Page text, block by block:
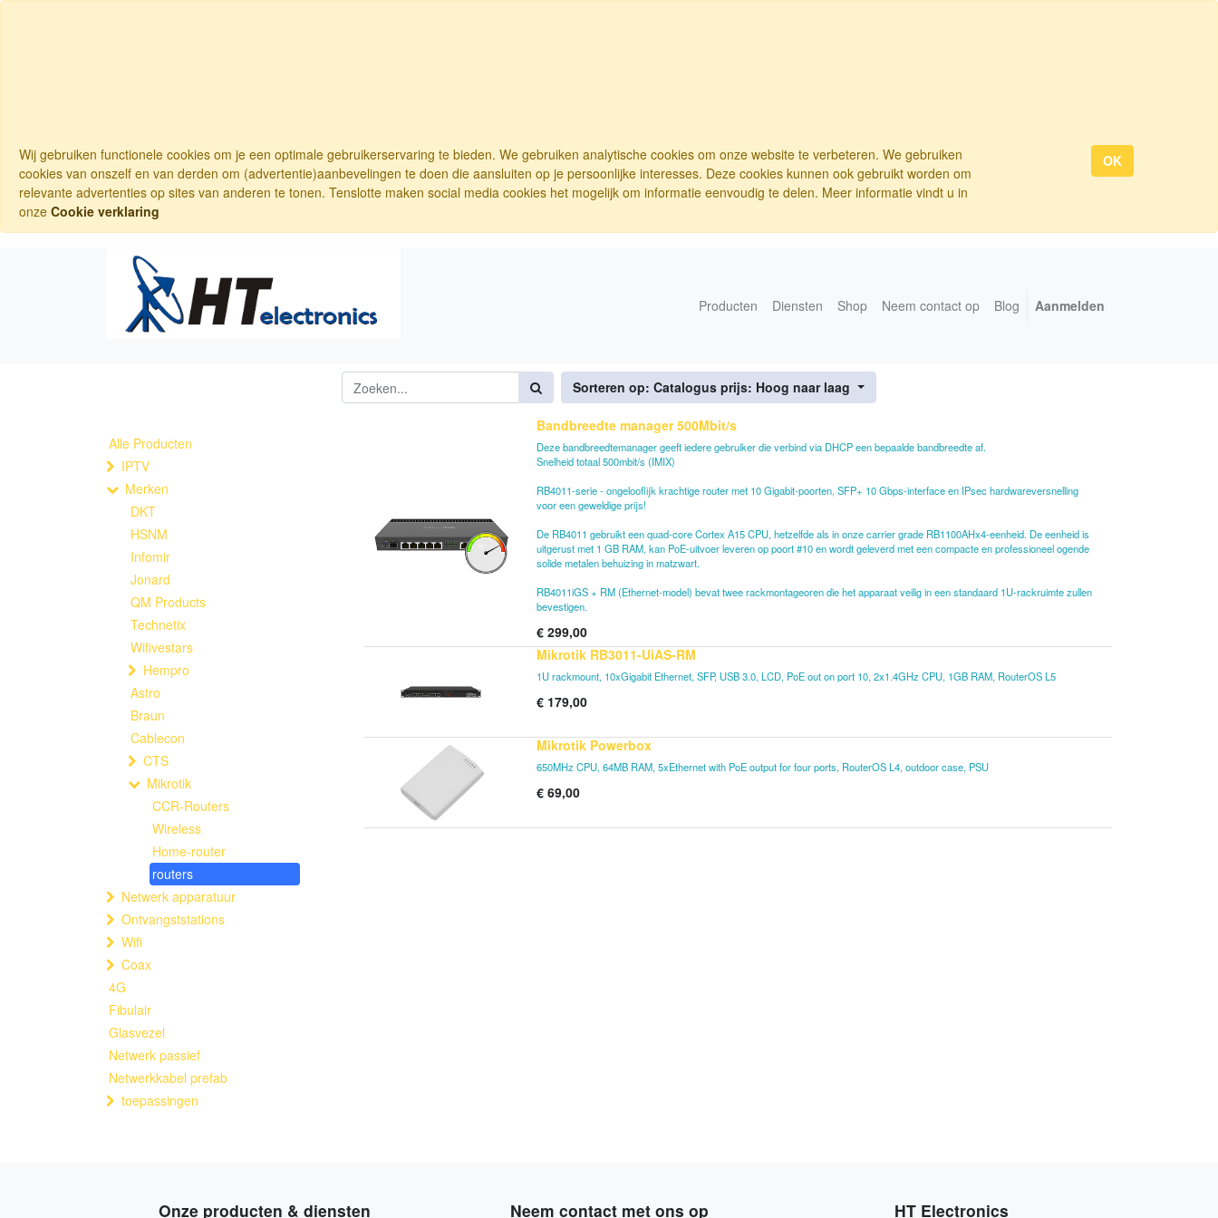
Wij gebruiken functionele cookies om je een optimale gebruikerservaring te bieden. We gebruiken analytische cookies om onze website te verbeteren. We gebruiken
cookies van onszelf en van derden om (advertentie)aanbevelingen te doen die aansluiten op je persoonlijke interesses. Deze cookies kunnen ook gebruikt worden om
relevante advertenties op sites van anderen te tonen. Tenslotte maken social media cookies het mogelijk om informatie eenvoudig te delen. Meer informatie vindt u in
onze Cookie verklaring
OK
Producten Diensten Shop Neem contact op Blog Aanmelden
Sorteren op: Catalogus prijs: Hoog naar laag
Alle Producten
IPTV
Merken
DKT
HSNM
Infomir
Jonard
QM Products
Technetix
Wifivestars
Hempro
Astro
Braun
Cablecon
CTS
Mikrotik
CCR-Routers
Wireless
Home-router
routers
Netwerk apparatuur
Ontvangststations
Wifi
Coax
4G
Fibulair
Glasvezel
Netwerk passief
Netwerkkabel prefab
toepassingen
Bandbreedte manager 500Mbit/s
Deze bandbreedtemanager geeft iedere gebruiker die verbind via DHCP een bepaalde bandbreedte af.
Snelheid totaal 500mbit/s (IMIX)
RB4011-serie - ongelooflijk krachtige router met 10 Gigabit-poorten, SFP+ 10 Gbps-interface en IPsec hardwareversnelling
voor een geweldige prijs!
De RB4011 gebruikt een quad-core Cortex A15 CPU, hetzelfde als in onze carrier grade RB1100AHx4-eenheid. De eenheid is
uitgerust met 1 GB RAM, kan PoE-uitvoer leveren op poort #10 en wordt geleverd met een compacte en professioneel ogende
solide metalen behuizing in matzwart.
RB4011iGS + RM (Ethernet-model) bevat twee rackmontageoren die het apparaat veilig in een standaard 1U-rackruimte zullen
bevestigen.
€ 299,00
Mikrotik RB3011-UiAS-RM
1U rackmount, 10xGigabit Ethernet, SFP, USB 3.0, LCD, PoE out on port 10, 2x1.4GHz CPU, 1GB RAM, RouterOS L5
€ 179,00
Mikrotik Powerbox
650MHz CPU, 64MB RAM, 5xEthernet with PoE output for four ports, RouterOS L4, outdoor case, PSU
€ 69,00
Onze producten & diensten Neem contact met ons op HT Electronics